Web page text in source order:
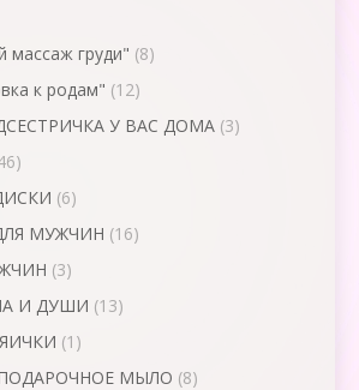
массаж груди" (8)
к родам" (12)
У ВАС ДОМА (3)
(6)
МУЖЧИН (16)
(3)
И ДУШИ (13)
(1)
МЫЛО (8)